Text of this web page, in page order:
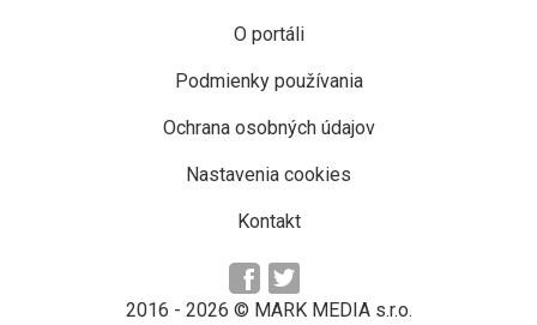
O portáli
Podmienky používania
Ochrana osobných údajov
Nastavenia cookies
Kontakt
2016 - 2026 © MARK MEDIA s.r.o.